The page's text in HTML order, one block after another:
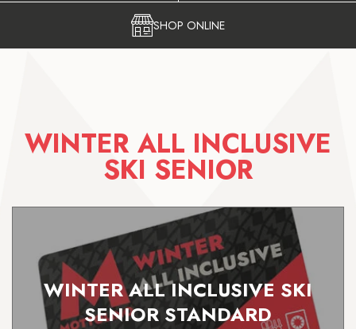
SHOP ONLINE
WINTER ALL INCLUSIVE
SKI SENIOR
WINTER ALL INCLUSIVE SKI
SENIOR STANDARD